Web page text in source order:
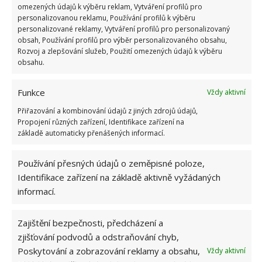
omezených údajů k výběru reklam, Vytváření profilů pro
personalizovanou reklamu, Používání profilů k výběru
personalizované reklamy, Vytváření profilů pro personalizovaný
obsah, Používání profilů pro výběr personalizovaného obsahu,
Rozvoj a zlepšování služeb, Použití omezených údajů k výběru
obsahu.
Funkce
Vždy aktivní
Přiřazování a kombinování údajů z jiných zdrojů údajů,
Propojení různých zařízení, Identifikace zařízení na
základě automaticky přenášených informací.
Používání přesných údajů o zeměpisné poloze,
Identifikace zařízení na základě aktivně vyžádaných
informací.
Zajištění bezpečnosti, předcházení a
zjišťování podvodů a odstraňování chyb,
Poskytování a zobrazování reklamy a obsahu,
Vždy aktivní
Zaměřte se na přípravky s obsahem levandule,
bazalky, rozmarýnu či eukalyptu.
Jezte hodně česneku
větší množství česneku, sloučeniny síry, které se
vypařují kůží, budou komáry odpuzovat.
Jezte méně banánů
Když vaše tělo metabolizuje banán, objeví se na
pokožce jejich vůně a … komáři milují banány.
Nadbytečné množství vitamínu B se vylučuje
pokožkou a komáři nemají rádi jeho pach. Do